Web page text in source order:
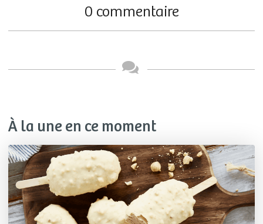
0 commentaire
À la une en ce moment